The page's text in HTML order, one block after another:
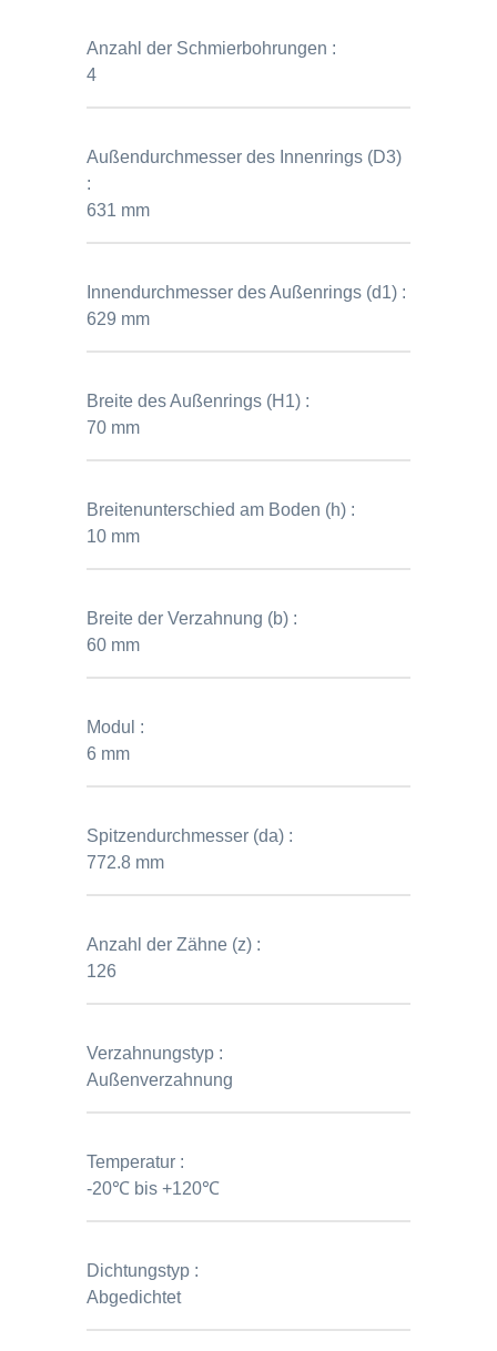
Anzahl der Schmierbohrungen :
4
Außendurchmesser des Innenrings (D3)
:
631 mm
Innendurchmesser des Außenrings (d1) :
629 mm
Breite des Außenrings (H1) :
70 mm
Breitenunterschied am Boden (h) :
10 mm
Breite der Verzahnung (b) :
60 mm
Modul :
6 mm
Spitzendurchmesser (da) :
772.8 mm
Anzahl der Zähne (z) :
126
Verzahnungstyp :
Außenverzahnung
Temperatur :
-20℃ bis +120℃
Dichtungstyp :
Abgedichtet